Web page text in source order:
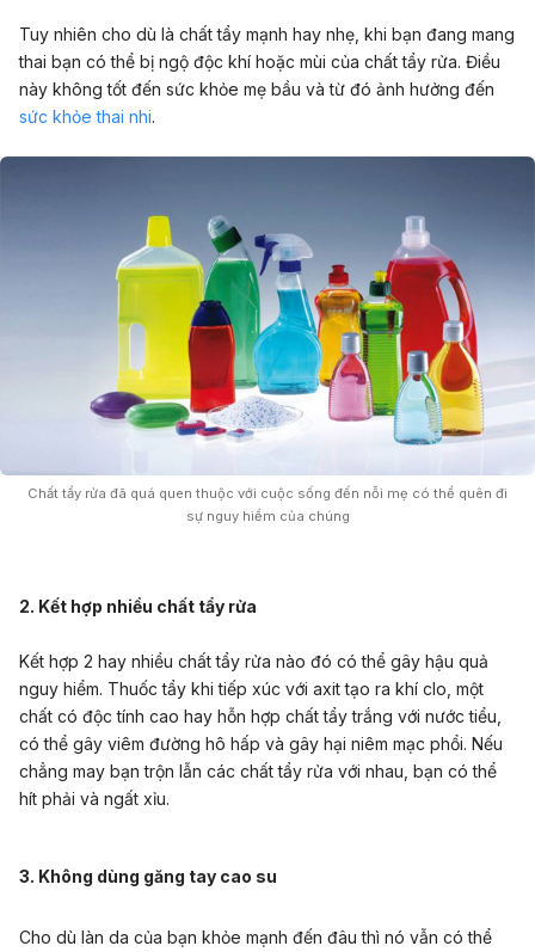
Tuy nhiên cho dù là chất tẩy mạnh hay nhẹ, khi bạn đang mang
thai bạn có thể bị ngộ độc khí hoặc mùi của chất tẩy rửa. Điều
này không tốt đến sức khỏe mẹ bầu và từ đó ảnh hưởng đến
sức khỏe thai nhi.
Chất tẩy rửa đã quá quen thuộc với cuộc sống đến nỗi mẹ có thể quên đi
sự nguy hiểm của chúng
2. Kết hợp nhiều chất tẩy rửa
Kết hợp 2 hay nhiều chất tẩy rửa nào đó có thể gây hậu quả
nguy hiểm. Thuốc tẩy khi tiếp xúc với axit tạo ra khí clo, một
chất có độc tính cao hay hỗn hợp chất tẩy trắng với nước tiểu,
có thể gây viêm đường hô hấp và gây hại niêm mạc phổi. Nếu
chẳng may bạn trộn lẫn các chất tẩy rửa với nhau, bạn có thể
hít phải và ngất xỉu.
3. Không dùng găng tay cao su
Cho dù làn da của bạn khỏe mạnh đến đâu thì nó vẫn có thể